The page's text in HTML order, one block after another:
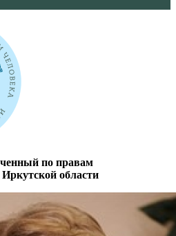
по правам
области